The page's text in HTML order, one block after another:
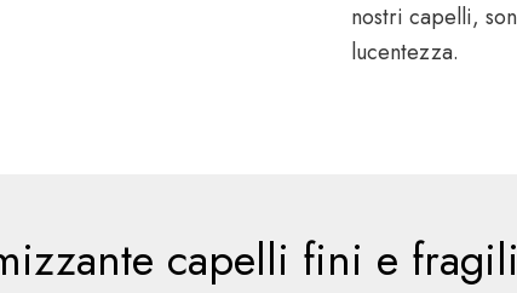
nostri capelli,
lucentezza.
capelli fini e